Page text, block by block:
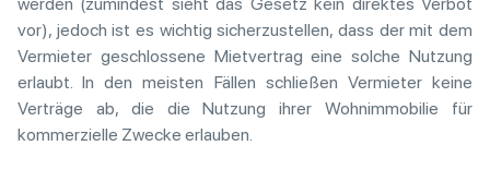
vor), jedoch ist es wichtig sicherzustellen, dass der mit dem
Vermieter geschlossene Mietvertrag eine solche Nutzung
erlaubt. In den meisten Fällen schließen Vermieter keine
Verträge ab, die die Nutzung ihrer Wohnimmobilie für
kommerzielle Zwecke erlauben.